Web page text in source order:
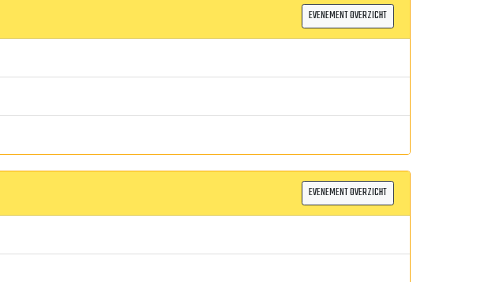
EVENEMENT OVERZICHT
EVENEMENT OVERZICHT